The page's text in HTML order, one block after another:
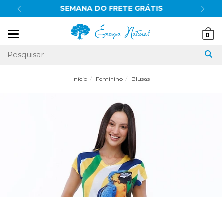
SEMANA DO FRETE GRÁTIS
0
Início Feminino Blusas